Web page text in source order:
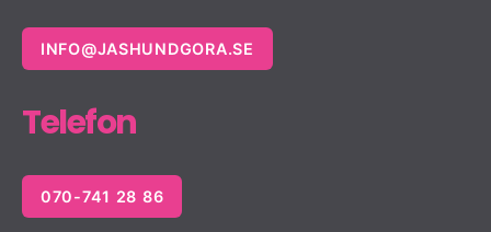
INFO@JASHUNDGORA.SE
Telefon
070-741 28 86